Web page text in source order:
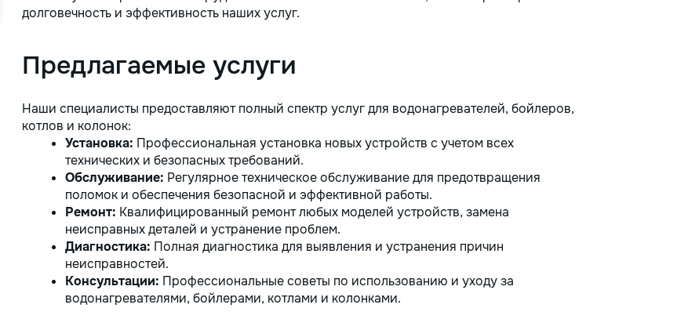
funcționale! Calitatea noastră –
долговечность и эффективность наших услуг.
Предлагаемые услуги
Наши специалисты предоставляют полный спектр услуг для водонагревателей, бойлеров,
котлов и колонок:
Установка: Профессиональная установка новых устройств с учетом всех
технических и безопасных требований.
Обслуживание: Регулярное техническое обслуживание для предотвращения
поломок и обеспечения безопасной и эффективной работы.
Ремонт: Квалифицированный ремонт любых моделей устройств, замена
неисправных деталей и устранение проблем.
Диагностика: Полная диагностика для выявления и устранения причин
неисправностей.
Консультации: Профессиональные советы по использованию и уходу за
водонагревателями, бойлерами, котлами и колонками.